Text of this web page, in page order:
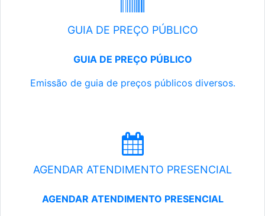
GUIA DE PREÇO PÚBLICO
GUIA DE PREÇO PÚBLICO
Emissão de guia de preços públicos diversos.
AGENDAR ATENDIMENTO PRESENCIAL
AGENDAR ATENDIMENTO PRESENCIAL